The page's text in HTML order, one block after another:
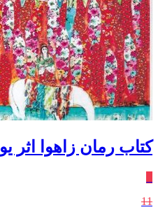
کتاب رمان زاهوا اثر
11